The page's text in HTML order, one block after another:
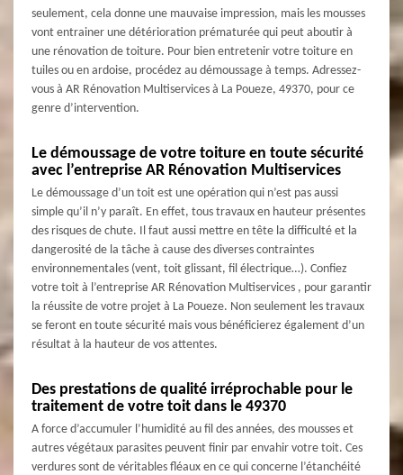
seulement, cela donne une mauvaise impression, mais les mousses
vont entrainer une détérioration prématurée qui peut aboutir à
une rénovation de toiture. Pour bien entretenir votre toiture en
tuiles ou en ardoise, procédez au démoussage à temps. Adressez-
vous à AR Rénovation Multiservices à La Poueze, 49370, pour ce
genre d’intervention.
Le démoussage de votre toiture en toute sécurité
avec l’entreprise AR Rénovation Multiservices
Le démoussage d’un toit est une opération qui n’est pas aussi
simple qu’il n’y paraît. En effet, tous travaux en hauteur présentes
des risques de chute. Il faut aussi mettre en tête la difficulté et la
dangerosité de la tâche à cause des diverses contraintes
environnementales (vent, toit glissant, fil électrique…). Confiez
votre toit à l’entreprise AR Rénovation Multiservices , pour garantir
la réussite de votre projet à La Poueze. Non seulement les travaux
se feront en toute sécurité mais vous bénéficierez également d’un
résultat à la hauteur de vos attentes.
Des prestations de qualité irréprochable pour le
traitement de votre toit dans le 49370
A force d’accumuler l’humidité au fil des années, des mousses et
autres végétaux parasites peuvent finir par envahir votre toit. Ces
verdures sont de véritables fléaux en ce qui concerne l’étanchéité